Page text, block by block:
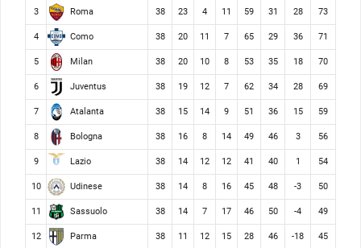
3 Roma 38 23 4 11 59 31 28 73
4 Como 38 20 11 7 65 29 36 71
5 Milan 38 20 10 8 53 35 18 70
6 Juventus 38 19 12 7 62 34 28 69
7 Atalanta 38 15 14 9 51 36 15 59
8 Bologna 38 16 8 14 49 46 3 56
9 Lazio 38 14 12 12 41 40 1 54
10 Udinese 38 14 8 16 45 48 -3 50
11 Sassuolo 38 14 7 17 46 50 -4 49
12 Parma 38 11 12 15 28 46 -18 45